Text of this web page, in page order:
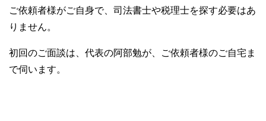
ご依頼者様がご自身で、司法書士や税理士を探す必要はあ
りません。
初回のご面談は、代表の阿部勉が、ご依頼者様のご自宅ま
で伺います。